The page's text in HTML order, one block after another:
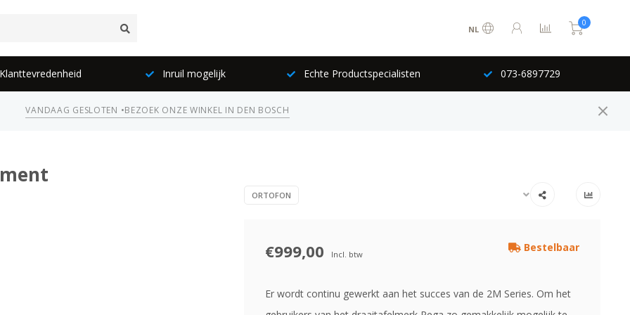
NL
0
Inruil mogelijk Echte Productspecialisten 073-6897729
VANDAAG GESLOTEN •BEZOEK ONZE WINKEL IN DEN BOSCH
ORTOFON
€999,00 Incl. btw
Bestelbaar
Er wordt continu gewerkt aan het succes van de 2M Series. Om het